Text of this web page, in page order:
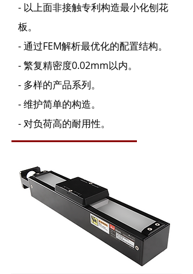
- 以上面非接触专利构造最小化刨花
板。
- 通过FEM解析最优化的配置结构。
- 繁复精密度0.02mm以内。
- 多样的产品系列。
- 维护简单的构造。
- 对负荷高的耐用性。